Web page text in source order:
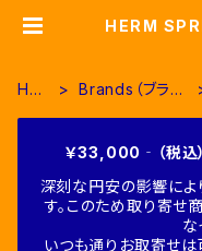
HERM
HO
Brands（ブラン
￥33,000‐（税込
深刻な円安の影響に
す。このため取り寄せ
な
いつも通りお取寄せ